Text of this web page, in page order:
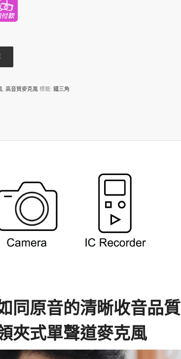
高音質麥克風 標籤:鐵三角
同原音的清晰收音品質
夾式單聲道麥克風